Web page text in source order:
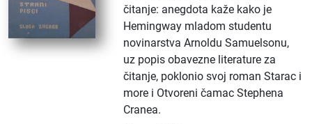
čitanje: anegdota kaže kako je
Hemingway mladom studentu
novinarstva Arnoldu Samuelsonu,
uz popis obavezne literature za
čitanje, poklonio svoj roman Starac i
more i Otvoreni čamac Stephena
Cranea.